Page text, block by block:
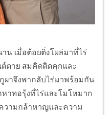
น เมื่อต้อยติ่งโผล่มาที่ไร่
ตาย สมคิดติดคุกและ
ผาจึงพากลับไร่มาพร้อมกัน
าทอรุ้งที่ไร่และโมโหมาก
วามกล้าหาญและความ